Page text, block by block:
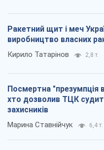
Ракетний щит і меч
виробництво власних
Кирило Татарінов 2,8 т.
Посмертна "презумпція
хто дозволив ТЦК
захисників
Марина Ставнійчук 6,4 т.